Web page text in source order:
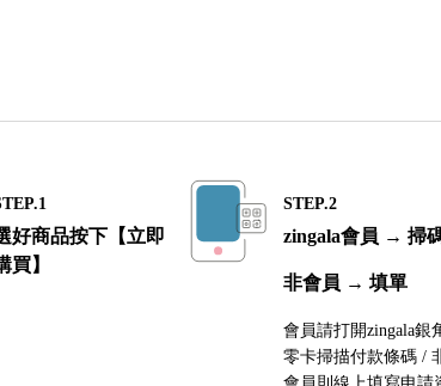
Vivienne Westwood 西
好商品按下【立即
買】
STEP.2
zingala會員 → 掃
非會員 → 填單
會員請打開zingala銀
零卡掃描付款條碼 /
會員則線上填寫申請